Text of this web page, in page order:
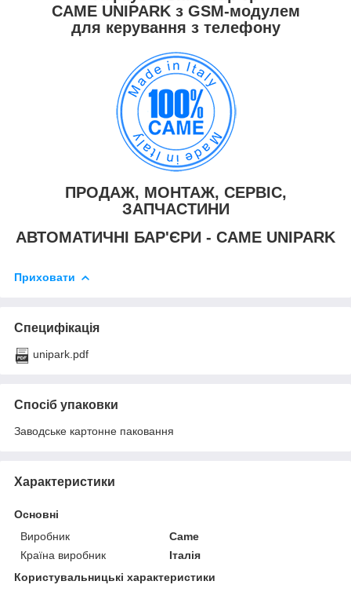
CAME UNIPARK з GSM-модулем
для керування з телефону
ПРОДАЖ, МОНТАЖ, СЕРВІС,
ЗАПЧАСТИНИ
АВТОМАТИЧНІ БАР'ЄРИ - CAME UNIPARK
Приховати
Специфікація
unipark.pdf
Спосіб упаковки
Заводське картонне паковання
Характеристики
Основні
Виробник
Came
Країна виробник
Італія
Користувальницькі характеристики